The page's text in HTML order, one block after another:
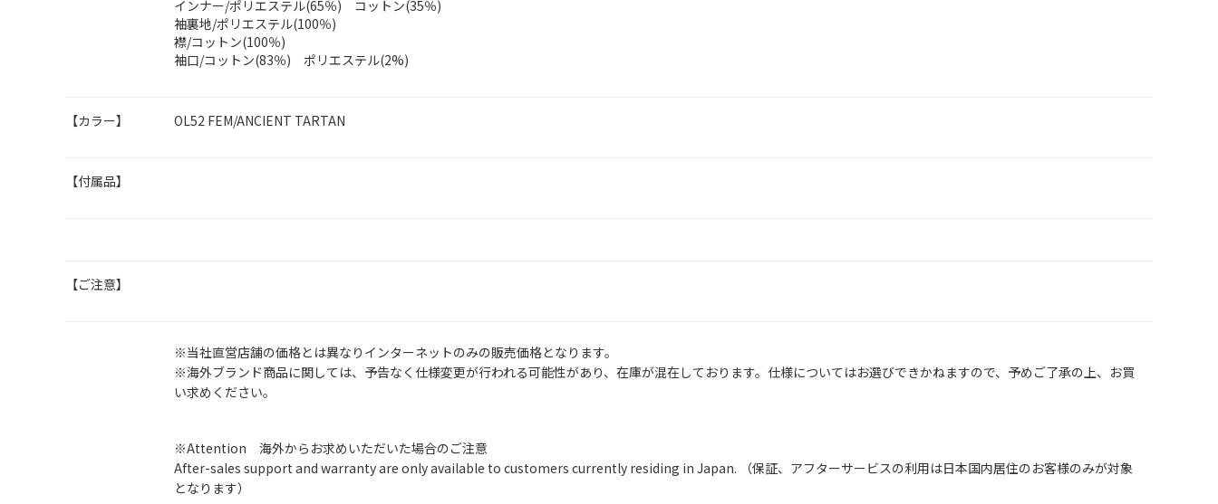
インナー/ポリエステル(65％) コットン(35％)
袖裏地/ポリエステル(100％)
襟/コットン(100％)
袖口/コットン(83％) ポリエステル(2%)
【カラー】 OL52 FEM/ANCIENT TARTAN
【付属品】
【ご注意】
※当社直営店舗の価格とは異なりインターネットのみの販売価格となります。
※海外ブランド商品に関しては、予告なく仕様変更が行われる可能性があり、在庫が混在しております。仕様についてはお選びできかねますので、予めご了承の上、お買
い求めください。
※Attention 海外からお求めいただいた場合のご注意
After-sales support and warranty are only available to customers currently residing in Japan. （保証、アフターサービスの利用は日本国内居住のお客様のみが対象
となります）